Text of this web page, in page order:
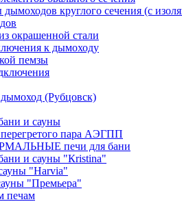
круглого сечения (с
окрашенной стали
к дымоходу
пемзы
(Рубцовск)
и сауны
пара АЭГПП
печи для бани
и сауны "Кristina"
"Harvia"
"Премьера"
печам